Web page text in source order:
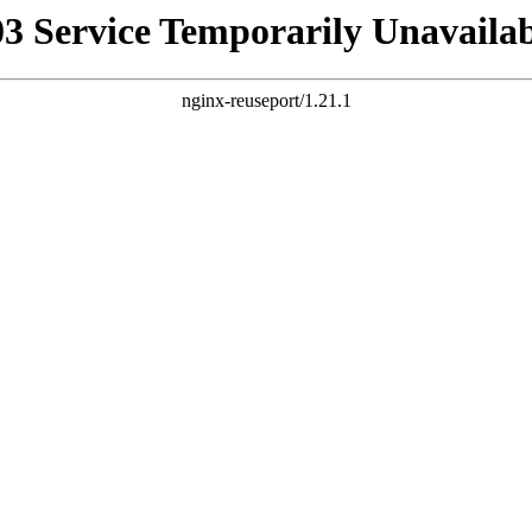
Service Temporarily
nginx-reuseport/1.21.1